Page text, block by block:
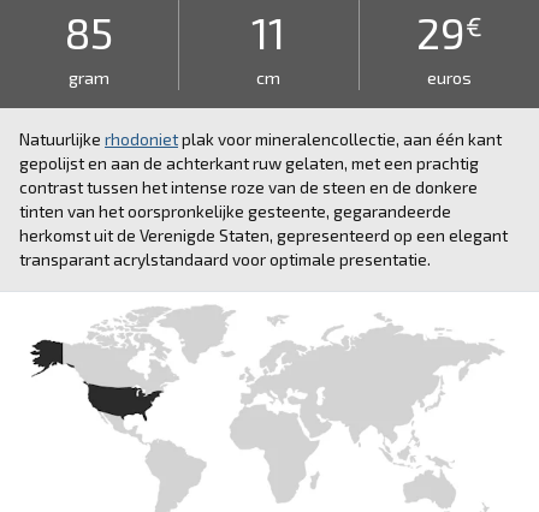
85
gram
11
cm
29€
euros
Natuurlijke rhodonietplak voor mineralencollectie, aan één kant
gepolijst en aan de achterkant ruw gelaten, met een prachtig
contrast tussen het intense roze van de steen en de donkere
tinten van het oorspronkelijke gesteente, gegarandeerde
herkomst uit de Verenigde Staten, gepresenteerd op een elegant
transparant acrylstandaard voor optimale presentatie.